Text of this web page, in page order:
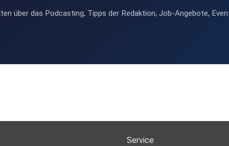
über das Podcasting, Tipps der Redaktion, Job-Angebote,
Service